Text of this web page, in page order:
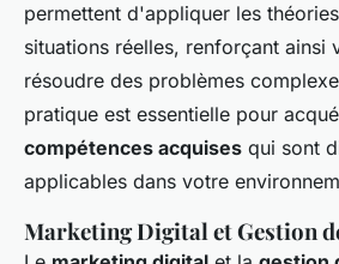
permettent d'appliquer les
situations réelles, renforçant ainsi
résoudre des problèmes
pratique est essentielle pour
compétences acquises qui sont
applicables dans votre
Marketing Digital et Gestion